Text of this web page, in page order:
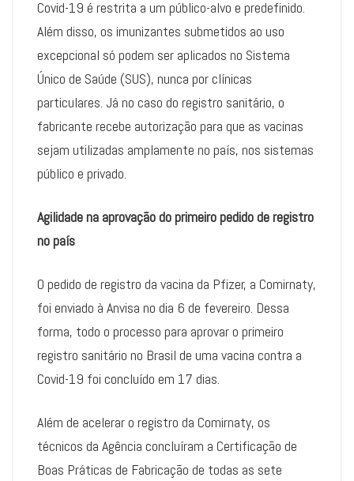
Covid-19 é restrita a um público-alvo e predefinido.
Além disso, os imunizantes submetidos ao uso
excepcional só podem ser aplicados no Sistema
Único de Saúde (SUS), nunca por clínicas
particulares. Já no caso do registro sanitário, o
fabricante recebe autorização para que as vacinas
sejam utilizadas amplamente no país, nos sistemas
público e privado.
Agilidade na aprovação do primeiro pedido de registro
no país
O pedido de registro da vacina da Pfizer, a Comirnaty,
foi enviado à Anvisa no dia 6 de fevereiro. Dessa
forma, todo o processo para aprovar o primeiro
registro sanitário no Brasil de uma vacina contra a
Covid-19 foi concluído em 17 dias.
Além de acelerar o registro da Comirnaty, os
técnicos da Agência concluíram a Certificação de
Boas Práticas de Fabricação de todas as sete